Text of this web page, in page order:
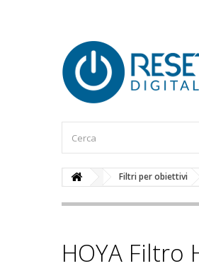
Filtri per obiettivi
HOYA Filtro